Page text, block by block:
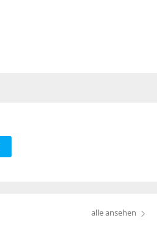
alle ansehen